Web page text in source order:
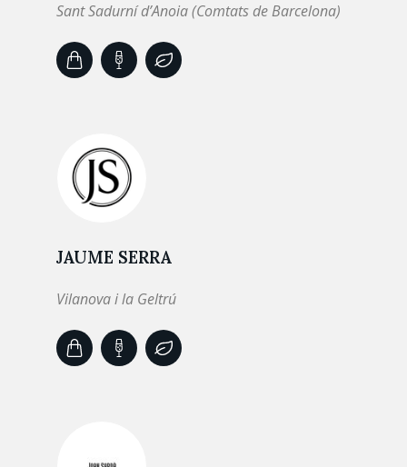
Sant Sadurní d’Anoia (Comtats de Barcelona)
JAUME SERRA
Vilanova i la Geltrú